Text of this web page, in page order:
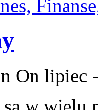
On lipiec
są w